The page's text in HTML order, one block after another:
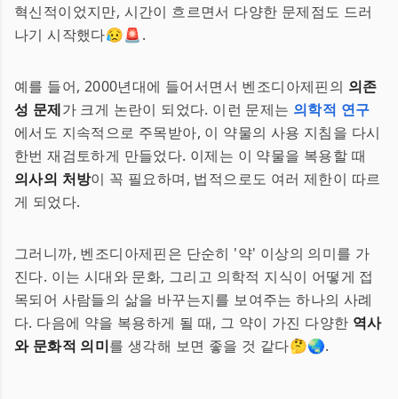
혁신적이었지만, 시간이 흐르면서 다양한 문제점도 드러
나기 시작했다😥🚨.
예를 들어, 2000년대에 들어서면서 벤조디아제핀의 의존
성 문제가 크게 논란이 되었다. 이런 문제는 의학적 연구
에서도 지속적으로 주목받아, 이 약물의 사용 지침을 다시
한번 재검토하게 만들었다. 이제는 이 약물을 복용할 때
의사의 처방이 꼭 필요하며, 법적으로도 여러 제한이 따르
게 되었다.
그러니까, 벤조디아제핀은 단순히 '약' 이상의 의미를 가
진다. 이는 시대와 문화, 그리고 의학적 지식이 어떻게 접
목되어 사람들의 삶을 바꾸는지를 보여주는 하나의 사례
다. 다음에 약을 복용하게 될 때, 그 약이 가진 다양한 역사
와 문화적 의미를 생각해 보면 좋을 것 같다🤔🌏.